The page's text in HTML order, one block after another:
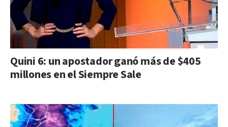
Quini 6: un apostador ganó más de $405
millones en el Siempre Sale